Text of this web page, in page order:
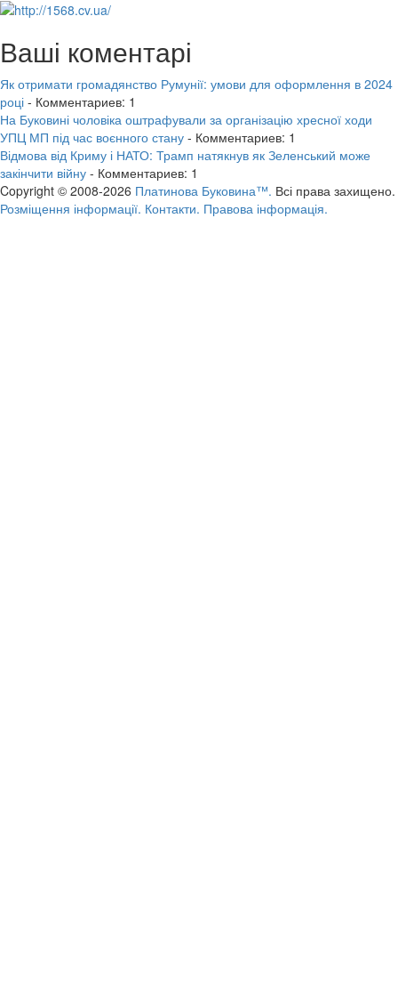
Ваші коментарі
Як отримати громадянство Румунії: умови для оформлення в 2024
році - Комментариев: 1
На Буковині чоловіка оштрафували за організацію хресної ходи
УПЦ МП під час воєнного стану - Комментариев: 1
Відмова від Криму і НАТО: Трамп натякнув як Зеленський може
закінчити війну - Комментариев: 1
Copyright © 2008-2026 Платинова Буковина™. Всі права захищено.
Розміщення інформації. Контакти. Правова інформація.